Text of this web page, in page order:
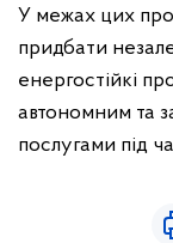
У межах цих
придбати
енергостійкі
автономним та
послугами під